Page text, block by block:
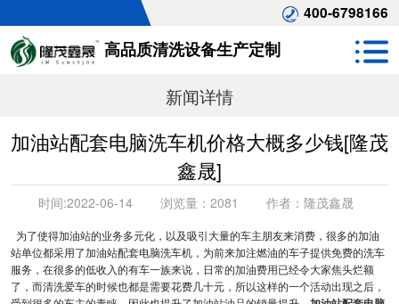
400-6798166
高品质清洗设备生产定制
新闻详情
加油站配套电脑洗车机价格大概多少钱[隆茂
鑫晟]
时间:2022-06-14 浏览量： 2081 作者： 隆茂鑫晟
为了使得加油站的业务多元化，以及吸引大量的车主朋友来消费，很多的加油
站单位都采用了加油站配套电脑洗车机，为前来加注燃油的车子提供免费的洗车
服务，在很多的低收入的有车一族来说，日常的加油费用已经令大家焦头烂额
了，而清洗爱车的时候也都是需要花费几十元，所以这样的一个活动出现之后，